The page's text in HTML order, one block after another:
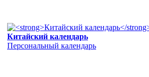
Китайский календарь
Персональный календарь